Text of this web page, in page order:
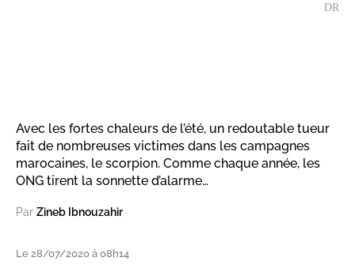
DR
Avec les fortes chaleurs de l’été, un redoutable tueur
fait de nombreuses victimes dans les campagnes
marocaines, le scorpion. Comme chaque année, les
ONG tirent la sonnette d’alarme…
Par Zineb Ibnouzahir
Le 28/07/2020 à 08h14